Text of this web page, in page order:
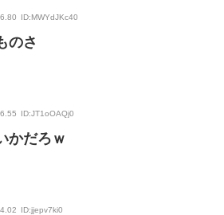
ID:MWYdJKc40
のさ
ID:JT1oOAQj0
かだろｗ
ID:jjepv7ki0